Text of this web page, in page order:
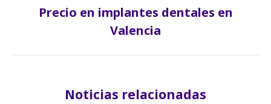
Publicación
siguiente:
Precio en implantes dentales en
Valencia
Noticias relacionadas